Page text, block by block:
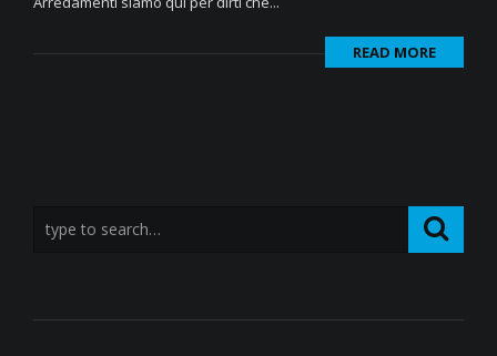
READ MORE